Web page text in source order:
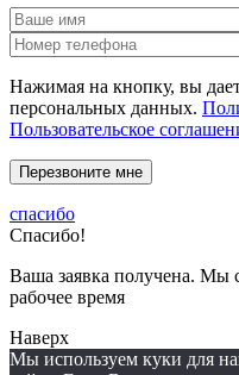
Нажимая на кнопку, вы
персональных данных.
Пользовательское
спасибо
Спасибо!
Ваша заявка получена. Мы
рабочее время
Наверх
Мы используем куки для